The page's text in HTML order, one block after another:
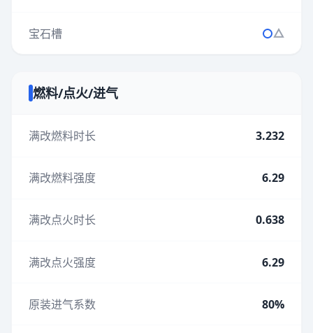
宝石槽
燃料/点火/进气
满改燃料时长 3.232
满改燃料强度 6.29
满改点火时长 0.638
满改点火强度 6.29
原装进气系数 80%